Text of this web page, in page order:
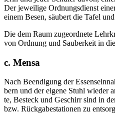
Der jewei­li­ge Ord­nungs­dienst
einem Besen, säu­bert die Tafel
Die dem Raum zuge­ord­ne­te
von Ord­nung und Sau­ber­keit in
c. Mensa
Nach Been­di­gung der
bern und der eige­ne Stuhl wie­der
te, Besteck und Geschirr sind in
bzw. Rück­ga­be­sta­tio­nen zu